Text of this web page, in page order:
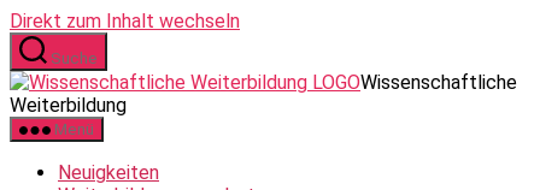
Direkt zum Inhalt wechseln
Suche
Wissenschaftliche
Weiterbildung
Menü
Neuigkeiten